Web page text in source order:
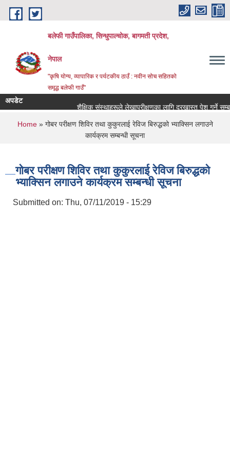
Skip to main content
बलेफी गाउँपालिका, सिन्धुपाल्चोक, बागमती प्रदेश,
नेपाल
"कृषि योग्य, व्यापारिक र पर्यटकीय ठाउँ : नवीन सोच सहितको
समृद्ध बलेफी गाउँ"
अपडेट
शैक्षिक संस्थाहरूले लेखापरीक्षणका लागि दरखास्त पेश गर्ने सम्बन्धी
You are here
Home» गोबर परीक्षण शिविर तथा कुकुरलाई रेविज बिरुद्धको भ्याक्सिन लगाउने
कार्यक्रम सम्बन्धी सूचना
गोबर परीक्षण शिविर तथा कुकुरलाई रेविज बिरुद्धको
भ्याक्सिन लगाउने कार्यक्रम सम्बन्धी सूचना
Submitted on: Thu, 07/11/2019 - 15:29